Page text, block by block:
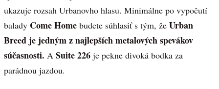
ukazuje rozsah Urbanovho hlasu. Minimálne po vypočutí
balady Come Home budete súhlasiť s tým, že Urban
Breed je jedným z najlepších metalových spevákov
súčasnosti. A Suite 226 je pekne divoká bodka za
parádnou jazdou.